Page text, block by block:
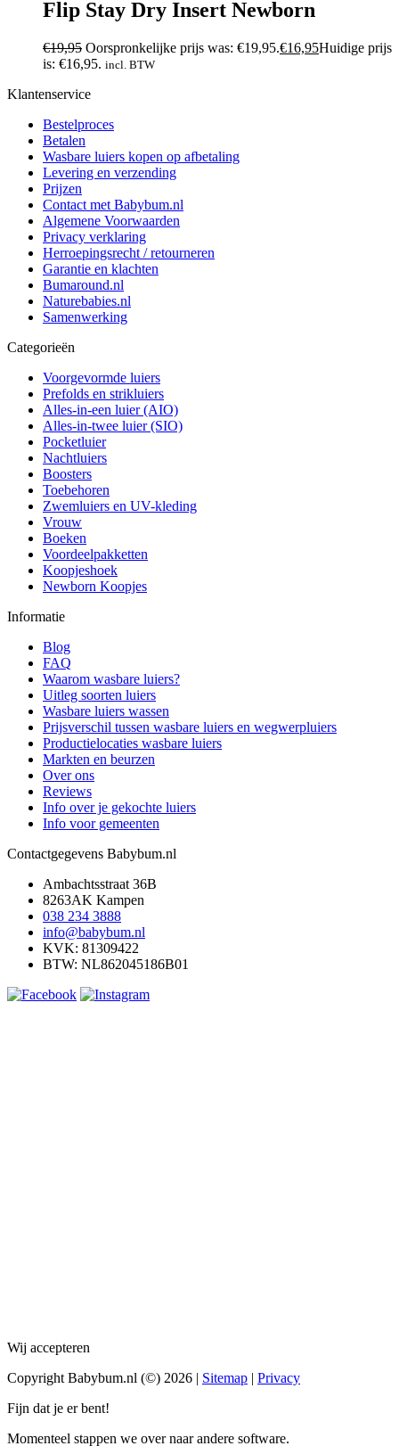
Flip Stay Dry Insert Newborn
€19,95 Oorspronkelijke prijs was: €19,95.€16,95Huidige prijs
is: €16,95. incl. BTW
Klantenservice
Bestelproces
Betalen
Wasbare luiers kopen op afbetaling
Levering en verzending
Prijzen
Contact met Babybum.nl
Algemene Voorwaarden
Privacy verklaring
Herroepingsrecht / retourneren
Garantie en klachten
Bumaround.nl
Naturebabies.nl
Samenwerking
Categorieën
Voorgevormde luiers
Prefolds en strikluiers
Alles-in-een luier (AIO)
Alles-in-twee luier (SIO)
Pocketluier
Nachtluiers
Boosters
Toebehoren
Zwemluiers en UV-kleding
Vrouw
Boeken
Voordeelpakketten
Koopjeshoek
Newborn Koopjes
Informatie
Blog
FAQ
Waarom wasbare luiers?
Uitleg soorten luiers
Wasbare luiers wassen
Prijsverschil tussen wasbare luiers en wegwerpluiers
Productielocaties wasbare luiers
Markten en beurzen
Over ons
Reviews
Info over je gekochte luiers
Info voor gemeenten
Contactgegevens Babybum.nl
Ambachtsstraat 36B
8263AK Kampen
038 234 3888
info@babybum.nl
KVK: 81309422
BTW: NL862045186B01
Wij accepteren
Copyright Babybum.nl (©) 2026 | Sitemap | Privacy
Fijn dat je er bent!
Momenteel stappen we over naar andere software.